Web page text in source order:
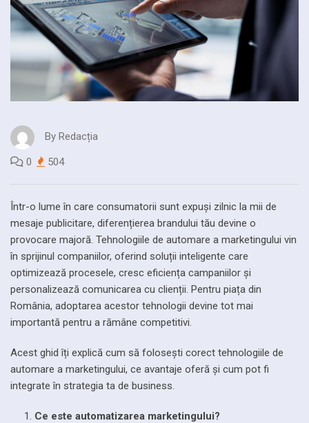
By Redacția
0 504
Într-o lume în care consumatorii sunt expuși zilnic la mii de
mesaje publicitare, diferențierea brandului tău devine o
provocare majoră. Tehnologiile de automare a marketingului vin
în sprijinul companiilor, oferind soluții inteligente care
optimizează procesele, cresc eficiența campaniilor și
personalizează comunicarea cu clienții. Pentru piața din
România, adoptarea acestor tehnologii devine tot mai
importantă pentru a rămâne competitivi.
Acest ghid îți explică cum să folosești corect tehnologiile de
automare a marketingului, ce avantaje oferă și cum pot fi
integrate în strategia ta de business.
Ce este automatizarea marketingului?